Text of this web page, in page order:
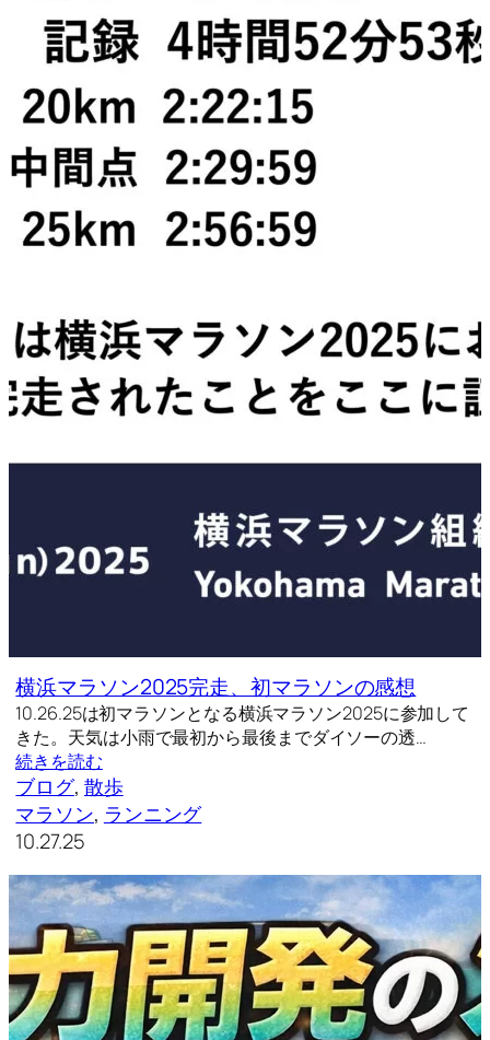
横浜マラソン2025完走、初マラソンの感想
10.26.25は初マラソンとなる横浜マラソン2025に参加して
きた。天気は小雨で最初から最後までダイソーの透…
続きを読む
ブログ, 散歩
マラソン, ランニング
10.27.25